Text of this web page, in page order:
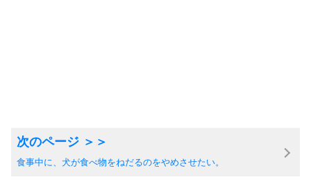
食事中に、犬が食べ物をねだるのをやめさせたい。